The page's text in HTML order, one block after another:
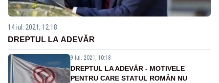
14 iul. 2021, 12:18
DREPTUL LA ADEVĂR
9 iul. 2021, 10:18
DREPTUL LA ADEVĂR - MOTIVELE
PENTRU CARE STATUL ROMÂN NU